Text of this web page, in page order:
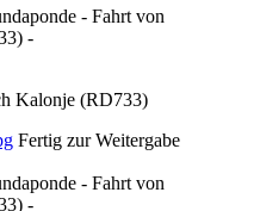
Fertig zur Weitergabe
- Fahrt von
-
Kalonje (RD733)
Fertig zur